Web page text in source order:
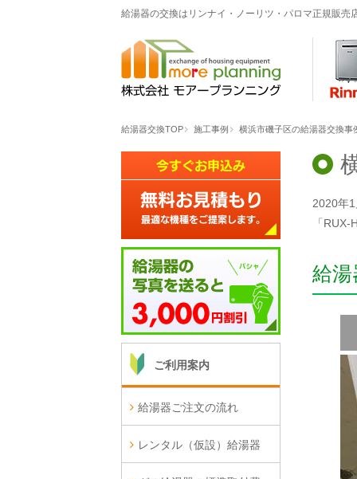
給湯器の交換はリンナイ・ノーリツ・パロマ正規販売
給湯器交換TOP 施工事例 横浜市磯子区の給湯器交換事
2020年
「
給湯
ご利用案内
給湯器ご注文の流れ
レンタル（仮設）給湯器